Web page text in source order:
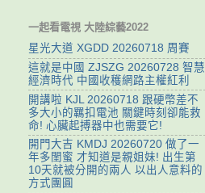
一起看電視 大陸綜藝2022
星光大道 XGDD 20260718 周賽
這就是中國 ZJSZG 20260728 智慧
經濟時代 中國收穫網路主權紅利
開講啦 KJL 20260718 跟硬幣差不
多大小的羈扣電池 關鍵時刻卻能救
命! 心臟起搏器中也需要它!
開門大吉 KMDJ 20260720 做了一
年多閨蜜 才知道是親姐妹! 出生第
10天就被分開的兩人 以出人意料的
方式團圓